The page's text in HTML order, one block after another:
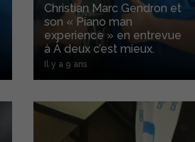
Christian Marc Gendron et
son « Piano man
experience » en entrevue
à À deux c’est mieux.
Il y a 9 ans